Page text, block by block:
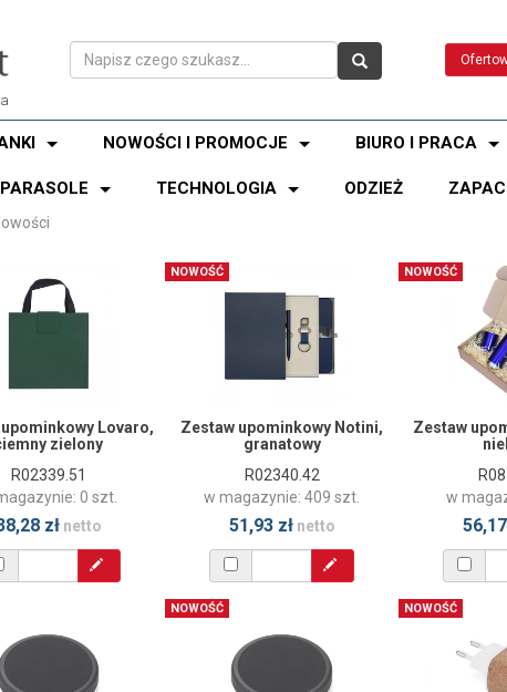
NOWOŚCI I PROMOCJE BIURO I PRACA
TECHNOLOGIA ODZIEŻ
Lovaro,
zielony
R02339.51
0 szt.
złnetto
NOWOŚĆ
Zestaw upominkowy Notini,
granatowy
R02340.42
w magazynie: 409 szt.
51,93 złnetto
NOWOŚĆ
Zestaw
w
NOWOŚĆ NOWOŚĆ